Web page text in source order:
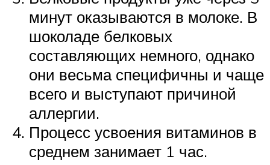
минут оказываются в молоке. В
шоколаде белковых
составляющих немного, однако
они весьма специфичны и чаще
всего и выступают причиной
аллергии.
Процесс усвоения витаминов в
среднем занимает 1 час.